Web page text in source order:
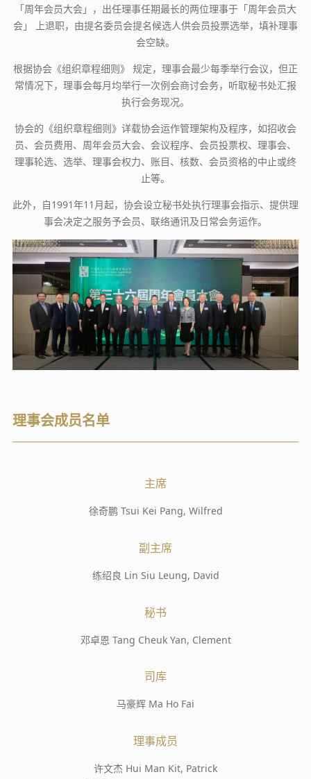
「周年会员大会」，出任理事任期最长的两位理事于「周年会员大
会」 上退职，由提名委员会提名候选人供会员投票选举，填补理事
会空缺。
根据协会《组织章程细则》 规定，理事会最少每季举行会议，但正
常情况下，理事会每月均举行一次例会商讨会务，听取秘书处汇报
执行会务现况。
协会的《组织章程细则》详载协会运作管理架构及程序，如招收会
员、会员费用、周年会员大会、会议程序、会员投票权、理事会、
理事轮选、选举、理事会权力、账目、核数、会员资格的中止或终
止等。
此外，自1991年11月起，协会设立秘书处执行理事会指示、提供理
事会决定之服务予会员、联络通讯及日常会务运作。
理事会成员名单
主席
徐奇鹏 Tsui Kei Pang, Wilfred
副主席
练绍良 Lin Siu Leung, David
秘书
邓卓恩 Tang Cheuk Yan, Clement
司库
马豪辉 Ma Ho Fai
理事成员
许文杰 Hui Man Kit, Patrick